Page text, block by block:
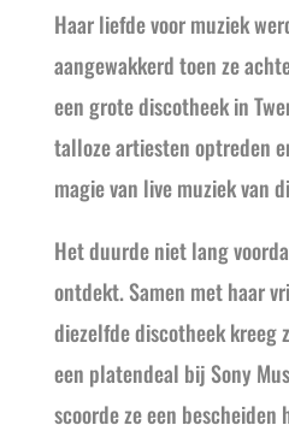
Haar liefde voor muziek
aangewakkerd toen ze
een grote discotheek in
talloze artiesten optreden
magie van live muziek van
Het duurde niet lang
ontdekt. Samen met haar
diezelfde discotheek kreeg
een platendeal bij Sony
scoorde ze een bescheiden